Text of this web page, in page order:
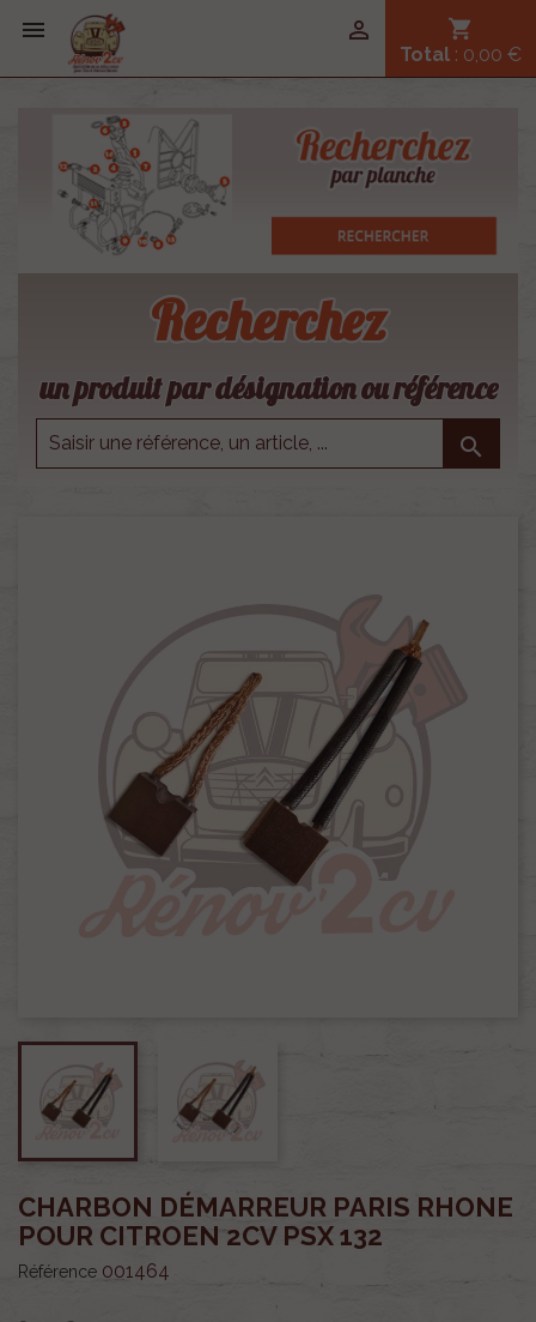
 shopping_cart
Total : 0,00 €

Recherchez
un produit par désignation ou référence

CHARBON DÉMARREUR PARIS RHONE
POUR CITROEN 2CV PSX 132
Référence 001464